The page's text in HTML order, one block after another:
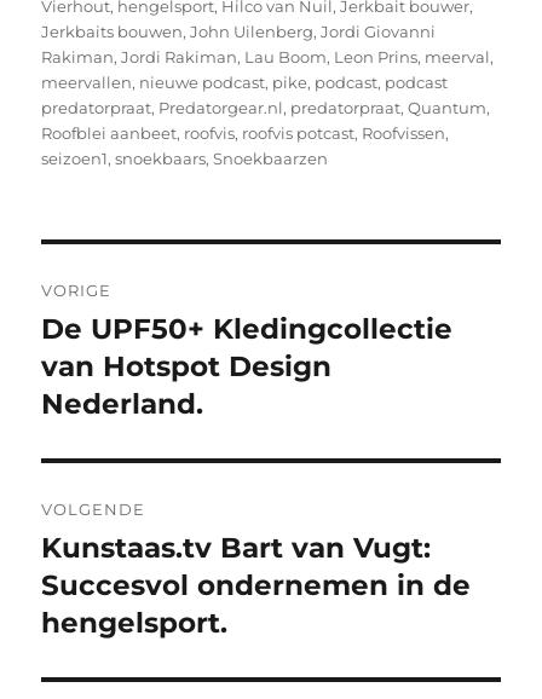
Vierhout, hengelsport, Hilco van Nuil,Jerkbait bouwer,
Jerkbaits bouwen,John Uilenberg,Jordi Giovanni
Rakiman,Jordi Rakiman, Lau Boom, Leon Prins, meerval,
meervallen, nieuwe podcast, pike, podcast, podcast
predatorpraat, Predatorgear.nl, predatorpraat,Quantum,
Roofblei aanbeet, roofvis, roofvis potcast, Roofvissen,
seizoen1,snoekbaars,Snoekbaarzen
navigatie
VORIGE
Vorig
bericht:
De UPF50+ Kledingcollectie
van Hotspot Design
Nederland.
VOLGENDE
Volgend
bericht:
Kunstaas.tv Bart van Vugt:
Succesvol ondernemen in de
hengelsport.